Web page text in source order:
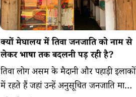
क्यों मेघालय में तिवा जनजाति को नाम से
लेकर भाषा तक बदलनी पड़ रही है?
तिवा लोग असम के मैदानी और पहाड़ी इलाकों
में रहते हैं जहां उन्हें अनुसूचित जनजाति माना